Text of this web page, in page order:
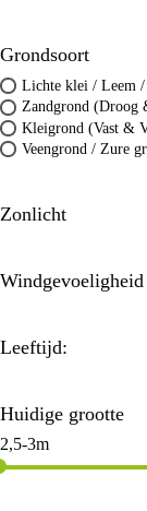
Grondsoort
Lichte klei / Leem
Zandgrond (Droog
Kleigrond (Vast &
Veengrond / Zure
Zonlicht
Windgevoeligheid
Leeftijd:
Huidige grootte
2,5-3m